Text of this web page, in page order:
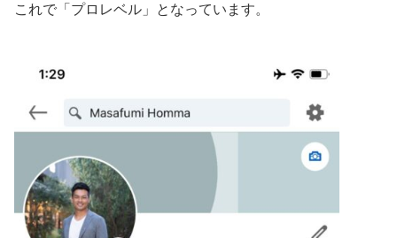
これで「プロレベル」となっています。